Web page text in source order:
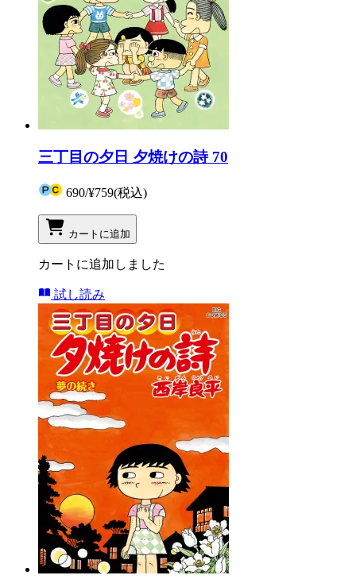
三丁目の夕日 夕焼けの詩 70
690/¥759(税込)
カートに追加
カートに追加しました
試し読み